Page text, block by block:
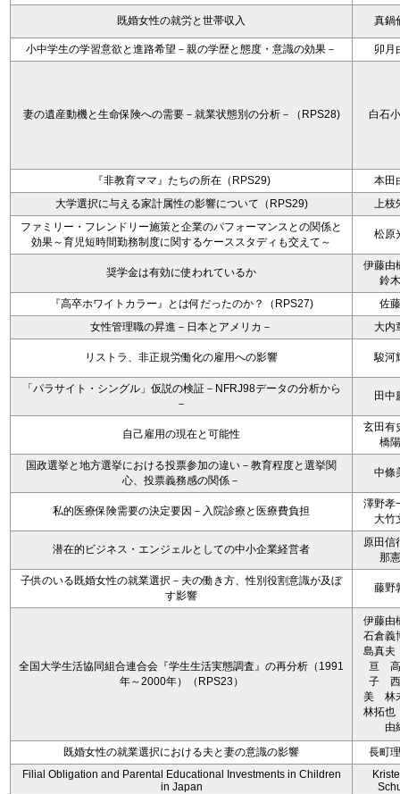
既婚女性の就労と世帯収入 真鍋
小中学生の学習意欲と進路希望－親の学歴と態度・意識の効果－ 卯月
妻の遺産動機と生命保険への需要－就業状態別の分析－（RPS28) 白石
『非教育ママ』たちの所在（RPS29)
本田
大学選択に与える家計属性の影響について（RPS29)
上枝
ファミリー・フレンドリー施策と企業のパフォーマンスとの関係と
効果～育児短時間勤務制度に関するケーススタディも交えて～
松原
奨学金は有効に使われているか
伊藤由
鈴
『高卒ホワイトカラー』とは何だったのか？（RPS27)
佐
女性管理職の昇進－日本とアメリカ－
大内
リストラ、非正規労働化の雇用への影響 駿河
「パラサイト・シングル」仮説の検証－NFRJ98データの分析から
－
田中
自己雇用の現在と可能性
玄田有
橋
国政選挙と地方選挙における投票参加の違い－教育程度と選挙関
心、投票義務感の関係－
中條
私的医療保険需要の決定要因－入院診療と医療費負担
澤野孝
大竹
潜在的ビジネス・エンジェルとしての中小企業経営者
原田信
那
子供のいる既婚女性の就業選択－夫の働き方、性別役割意識が及ぼ
す影響
藤野
全国大学生活協同組合連合会『学生生活実態調査』の再分析（1991
年～2000年）（RPS23）
伊藤
石倉
島真
亘 高
子 西
美 林
林拓
由
既婚女性の就業選択における夫と妻の意識の影響
長町
Filial Obligation and Parental Educational Investments in Children
in Japan